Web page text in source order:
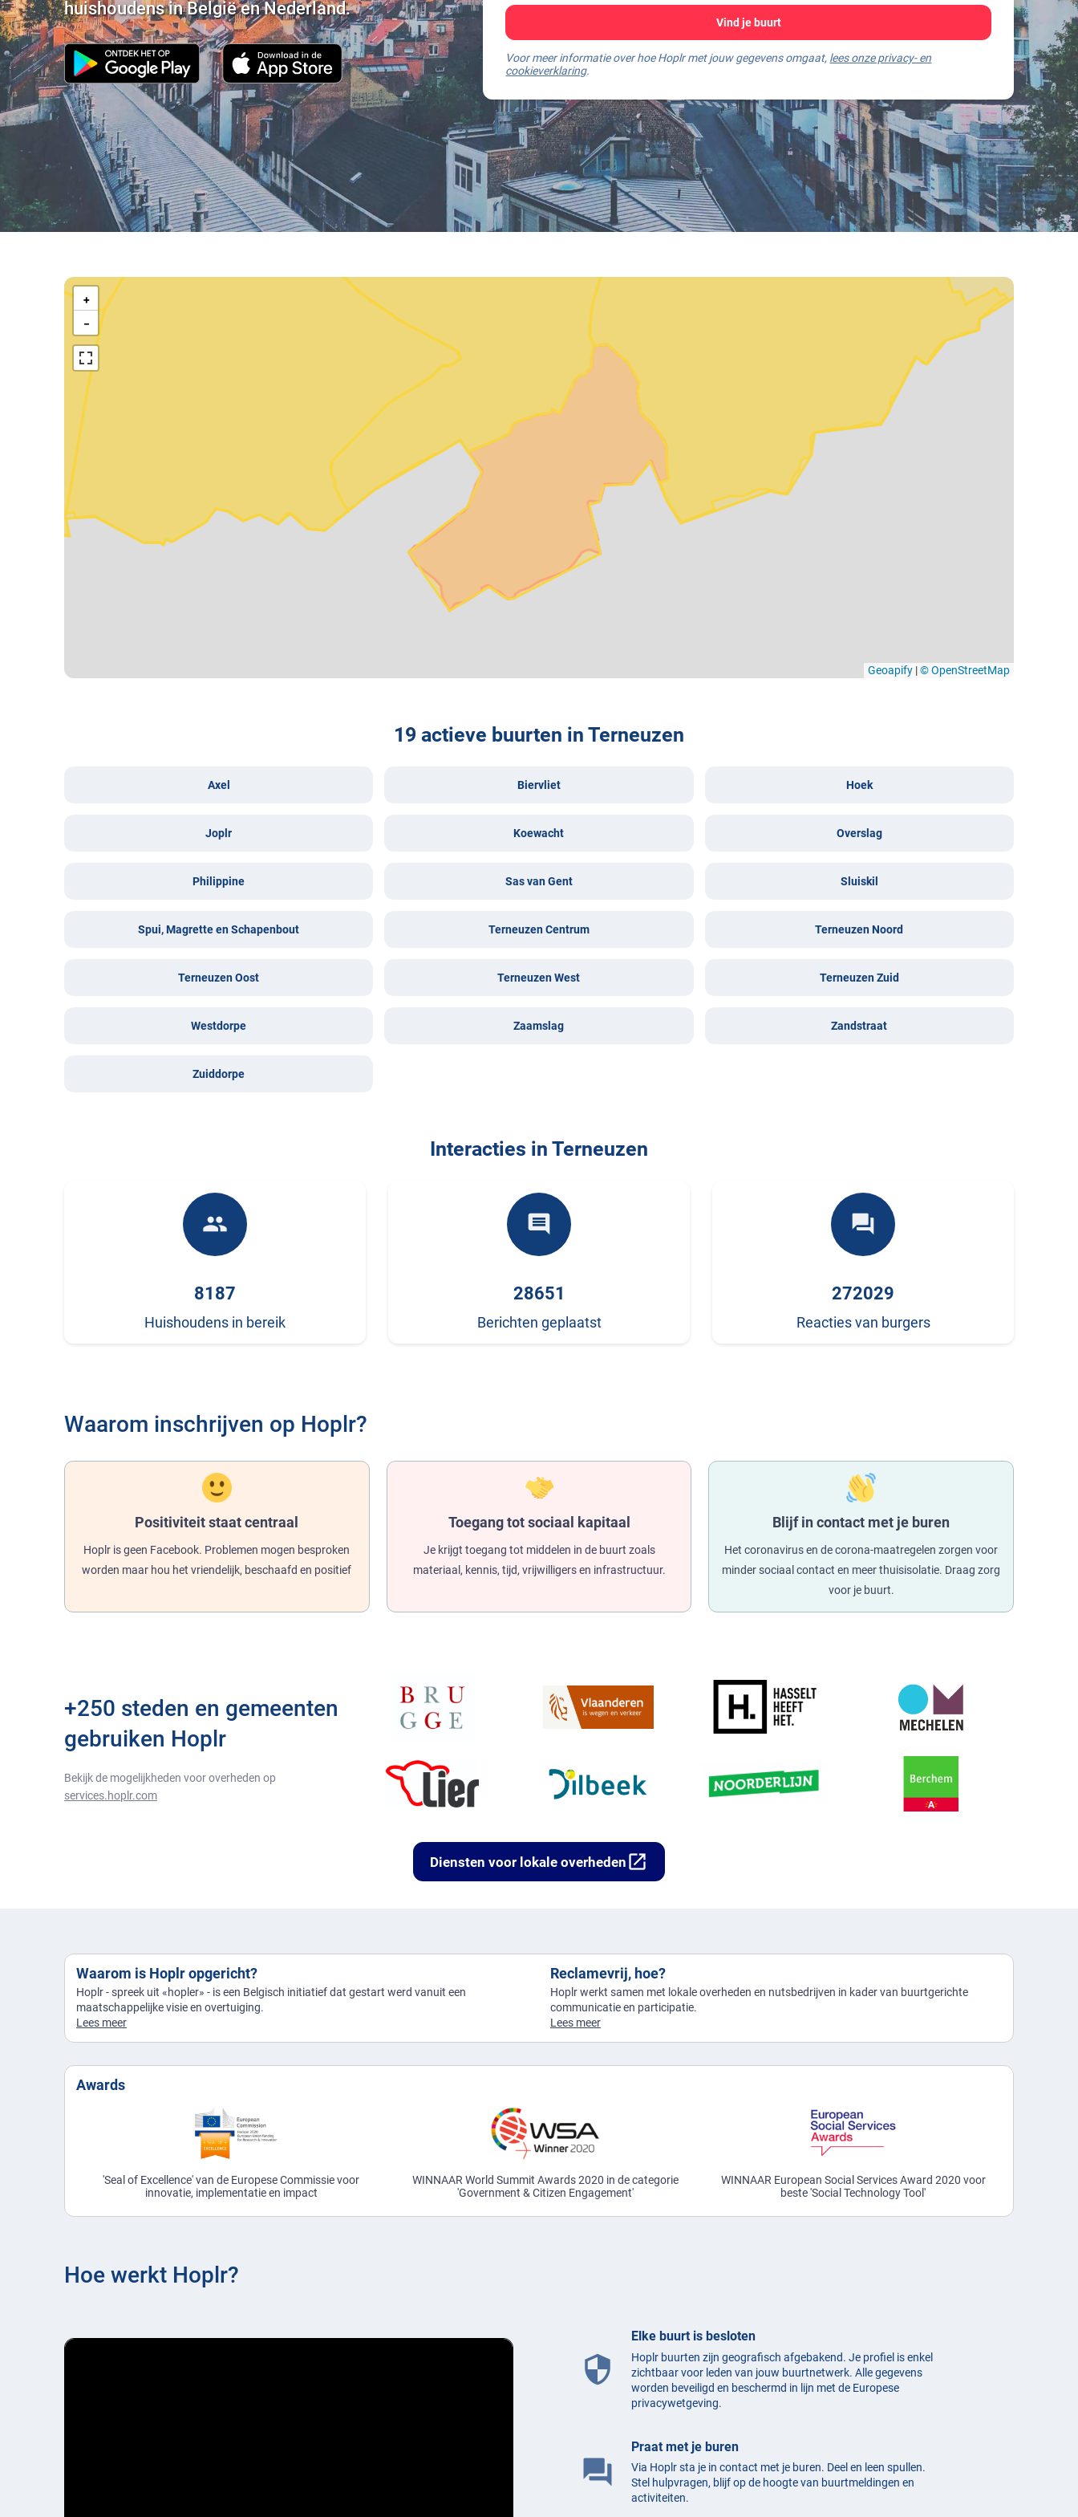
huishoudens in België en Nederland.
Vind je buurt
Voor meer informatie over hoe Hoplr met jouw gegevens omgaat, lees onze privacy- en
cookieverklaring.
+
−
Geoapify |© OpenStreetMap
19 actieve buurten in Terneuzen
Axel Biervliet Hoek
Joplr Koewacht Overslag
Philippine Sas van Gent Sluiskil
Spui, Magrette en Schapenbout Terneuzen Centrum Terneuzen Noord
Terneuzen Oost Terneuzen West Terneuzen Zuid
Westdorpe Zaamslag Zandstraat
Zuiddorpe
Interacties in Terneuzen
people
8187
Huishoudens in bereik
comment
28651
Berichten geplaatst
forum
272029
Reacties van burgers
Waarom inschrijven op Hoplr?
Positiviteit staat centraal
Hoplr is geen Facebook. Problemen mogen besproken
worden maar hou het vriendelijk, beschaafd en positief
Toegang tot sociaal kapitaal
Je krijgt toegang tot middelen in de buurt zoals
materiaal, kennis, tijd, vrijwilligers en infrastructuur.
Blijf in contact met je buren
Het coronavirus en de corona-maatregelen zorgen voor
minder sociaal contact en meer thuisisolatie. Draag zorg
voor je buurt.
+250 steden en gemeenten
gebruiken Hoplr
Bekijk de mogelijkheden voor overheden op
services.hoplr.com
Diensten voor lokale overheden open_in_new
Waarom is Hoplr opgericht?
Hoplr - spreek uit «hopler» - is een Belgisch initiatief dat gestart werd vanuit een
maatschappelijke visie en overtuiging.
Lees meer
Reclamevrij, hoe?
Hoplr werkt samen met lokale overheden en nutsbedrijven in kader van buurtgerichte
communicatie en participatie.
Lees meer
Awards
'Seal of Excellence' van de Europese Commissie voor
innovatie, implementatie en impact
WINNAAR World Summit Awards 2020 in de categorie
'Government & Citizen Engagement'
WINNAAR European Social Services Award 2020 voor
beste 'Social Technology Tool'
Hoe werkt Hoplr?
security
Elke buurt is besloten
Hoplr buurten zijn geografisch afgebakend. Je profiel is enkel
zichtbaar voor leden van jouw buurtnetwerk. Alle gegevens
worden beveiligd en beschermd in lijn met de Europese
privacywetgeving.
question_answer
Praat met je buren
Via Hoplr sta je in contact met je buren. Deel en leen spullen.
Stel hulpvragen, blijf op de hoogte van buurtmeldingen en
activiteiten.